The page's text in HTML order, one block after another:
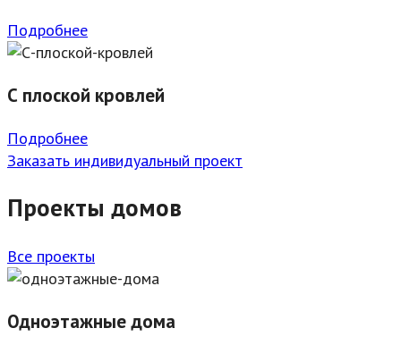
Подробнее
С плоской кровлей
Подробнее
Заказать индивидуальный проект
Проекты домов
Все проекты
Одноэтажные дома